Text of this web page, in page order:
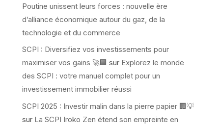
Poutine unissent leurs forces : nouvelle ère
d’alliance économique autour du gaz, de la
technologie et du commerce
SCPI : Diversifiez vos investissements pour
maximiser vos gains 🚀🏢 sur Explorez le monde
des SCPI : votre manuel complet pour un
investissement immobilier réussi
SCPI 2025 : Investir malin dans la pierre papier 🏢💡
sur La SCPI Iroko Zen étend son empreinte en